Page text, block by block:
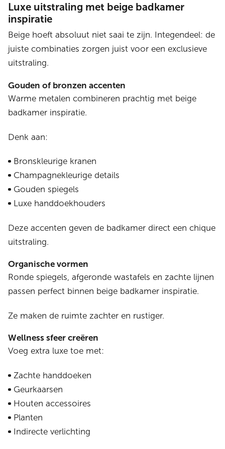
Luxe uitstraling met beige badkamer
inspiratie
Beige hoeft absoluut niet saai te zijn. Integendeel: de
juiste combinaties zorgen juist voor een exclusieve
uitstraling.
Gouden of bronzen accenten
Warme metalen combineren prachtig met beige
badkamer inspiratie.
Denk aan:
Bronskleurige kranen
Champagnekleurige details
Gouden spiegels
Luxe handdoekhouders
Deze accenten geven de badkamer direct een chique
uitstraling.
Organische vormen
Ronde spiegels, afgeronde wastafels en zachte lijnen
passen perfect binnen beige badkamer inspiratie.
Ze maken de ruimte zachter en rustiger.
Wellness sfeer creëren
Voeg extra luxe toe met:
Zachte handdoeken
Geurkaarsen
Houten accessoires
Planten
Indirecte verlichting